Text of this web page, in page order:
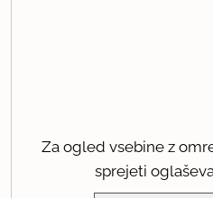
Za ogled vsebine z
sprejeti